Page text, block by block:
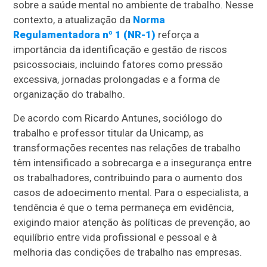
sobre a saúde mental no ambiente de trabalho. Nesse
contexto, a atualização da Norma
Regulamentadora nº 1 (NR-1) reforça a
importância da identificação e gestão de riscos
psicossociais, incluindo fatores como pressão
excessiva, jornadas prolongadas e a forma de
organização do trabalho.
De acordo com Ricardo Antunes, sociólogo do
trabalho e professor titular da Unicamp, as
transformações recentes nas relações de trabalho
têm intensificado a sobrecarga e a insegurança entre
os trabalhadores, contribuindo para o aumento dos
casos de adoecimento mental. Para o especialista, a
tendência é que o tema permaneça em evidência,
exigindo maior atenção às políticas de prevenção, ao
equilíbrio entre vida profissional e pessoal e à
melhoria das condições de trabalho nas empresas.